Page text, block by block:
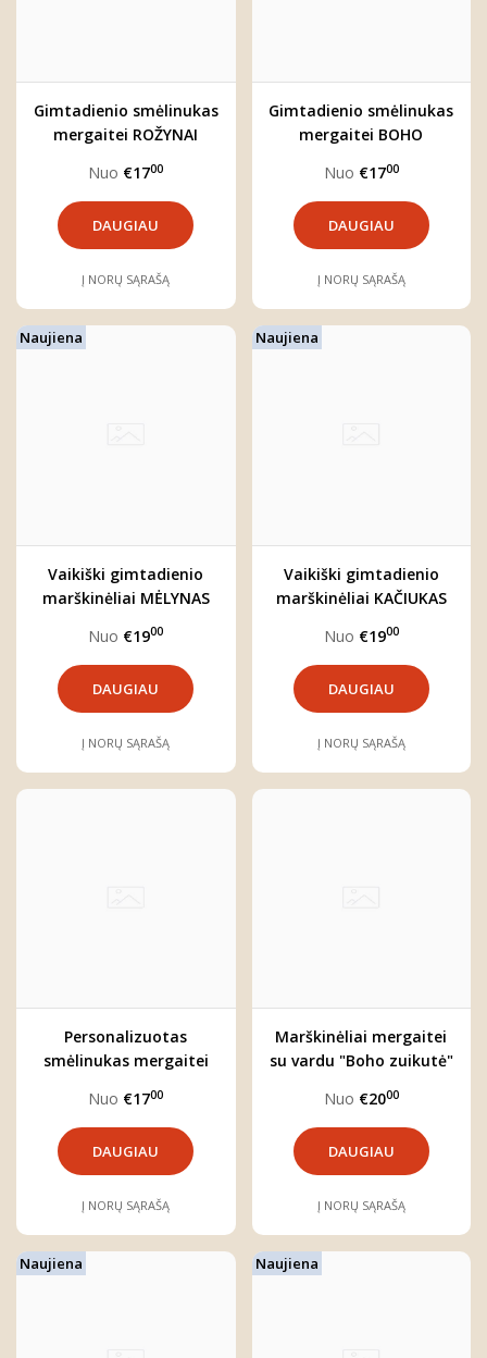
Gimtadienio smėlinukas
mergaitei ROŽYNAI
Nuo €1700
DAUGIAU
Į NORŲ SĄRAŠĄ
Gimtadienio smėlinukas
mergaitei BOHO
Nuo €1700
DAUGIAU
Į NORŲ SĄRAŠĄ
Naujiena
Vaikiški gimtadienio
marškinėliai MĖLYNAS
Nuo €1900
DAUGIAU
Į NORŲ SĄRAŠĄ
Naujiena
Vaikiški gimtadienio
marškinėliai KAČIUKAS
Nuo €1900
DAUGIAU
Į NORŲ SĄRAŠĄ
Personalizuotas
smėlinukas mergaitei
Nuo €1700
DAUGIAU
Į NORŲ SĄRAŠĄ
Marškinėliai mergaitei
su vardu "Boho zuikutė"
Nuo €2000
DAUGIAU
Į NORŲ SĄRAŠĄ
Naujiena Naujiena